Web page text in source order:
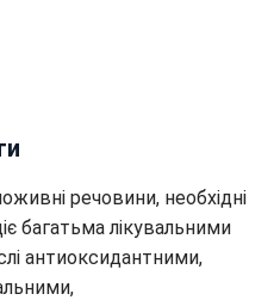
речовини, необхідні
багатьма лікувальними
антиоксидантними,